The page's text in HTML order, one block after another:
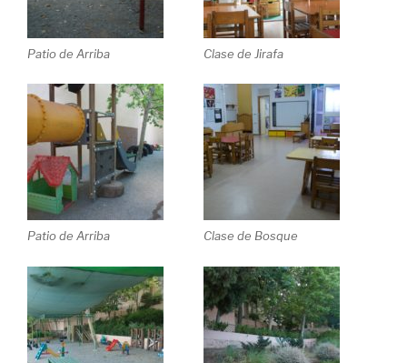
Patio de Arriba Clase de Jirafa
Patio de Arriba Clase de Bosque